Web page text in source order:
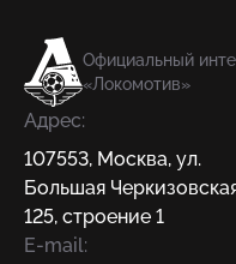
Официальный
«Локомотив»
Адрес:
107553, Москва, ул.
Большая
125, строение 1
E-mail: